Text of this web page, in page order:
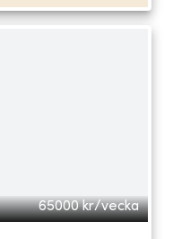
65000 kr/vecka